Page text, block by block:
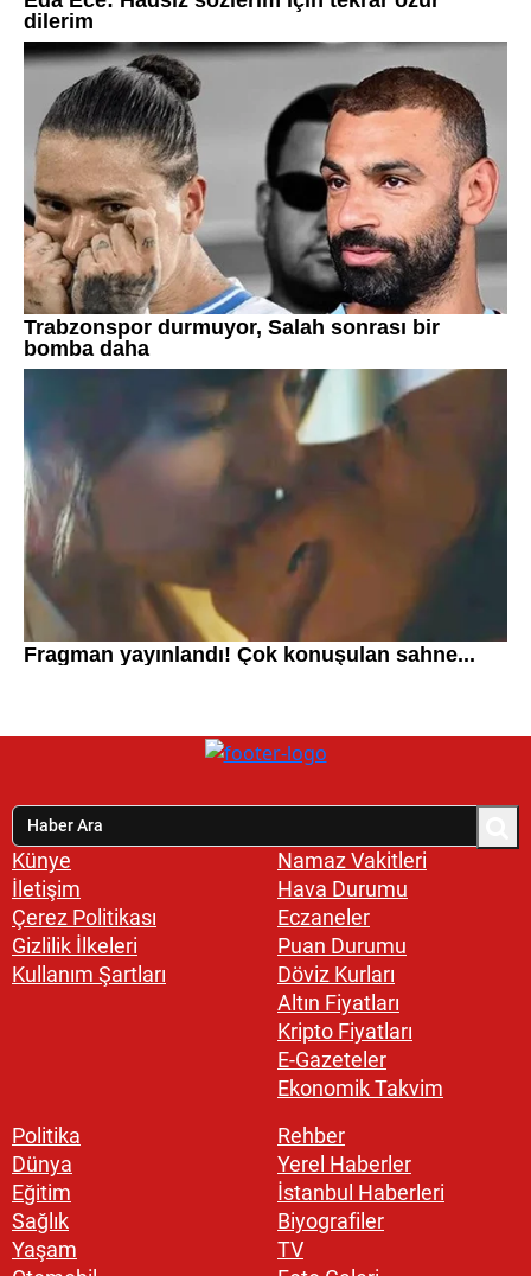
Künye
İletişim
Çerez Politikası
Gizlilik İlkeleri
Kullanım Şartları
Namaz Vakitleri
Hava Durumu
Eczaneler
Puan Durumu
Döviz Kurları
Altın Fiyatları
Kripto Fiyatları
E-Gazeteler
Ekonomik Takvim
Politika
Dünya
Eğitim
Sağlık
Yaşam
Rehber
Yerel Haberler
İstanbul Haberleri
Biyografiler
TV